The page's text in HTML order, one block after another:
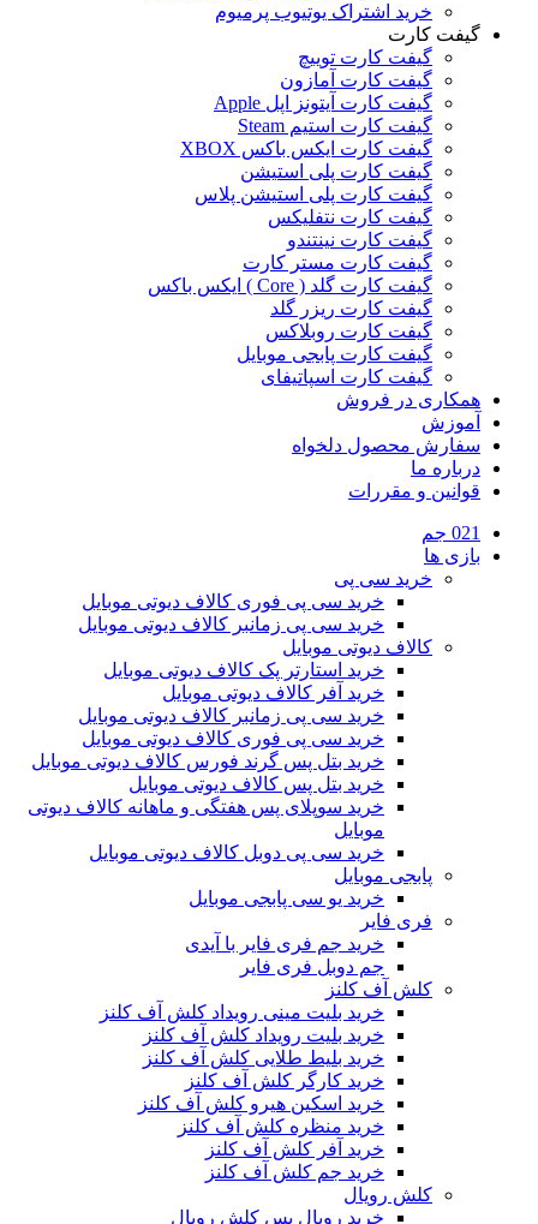
خرید اشتراک یوتیوب پرمیوم
گیفت کارت
گیفت کارت توییچ
گیفت کارت آمازون
گیفت کارت آیتونز اپل Apple
گیفت کارت استیم Steam
گیفت کارت ایکس باکس XBOX
گیفت کارت پلی استیشن
گیفت کارت پلی استیشن پلاس
گیفت کارت نتفلیکس
گیفت کارت نینتندو
گیفت کارت مستر کارت
گیفت کارت گلد ( Core ) ایکس باکس
گیفت کارت ریزر گلد
گیفت کارت روبلاکس
گیفت کارت پابجی موبایل
گیفت کارت اسپاتیفای
همکاری در فروش
آموزش
سفارش محصول دلخواه
درباره ما
قوانین و مقررات
021 جم
بازی ها
خرید سی پی
خرید سی پی فوری کالاف دیوتی موبایل
خرید سی پی زمانبر کالاف دیوتی موبایل
کالاف دیوتی موبایل
خرید استارتر پک کالاف دیوتی موبایل
خرید آفر کالاف دیوتی موبایل
خرید سی پی زمانبر کالاف دیوتی موبایل
خرید سی پی فوری کالاف دیوتی موبایل
خرید بتل پس گرند فورس کالاف دیوتی موبایل
خرید بتل پس کالاف دیوتی موبایل
خرید سوپلای پس هفتگی و ماهانه کالاف دیوتی
موبایل
خرید سی پی دوبل کالاف دیوتی موبایل
پابجی موبایل
خرید یو سی پابجی موبایل
فری فایر
خرید جم فری فایر با آیدی
جم دوبل فری فایر
کلش آف کلنز
خرید بلیت مینی رویداد کلش آف کلنز
خرید بلیت رویداد کلش آف کلنز
خرید بلیط طلایی کلش آف کلنز
خرید کارگر کلش آف کلنز
خرید اسکین هیرو کلش آف کلنز
خرید منظره کلش آف کلنز
خرید آفر کلش آف کلنز
خرید جم کلش آف کلنز
کلش رویال
خرید رویال پس کلش رویال